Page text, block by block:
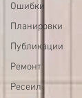
Ошибки
Планировки
Публикации
Ремонт
Ресеил